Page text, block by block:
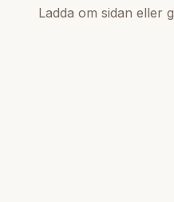
Ladda om sidan eller